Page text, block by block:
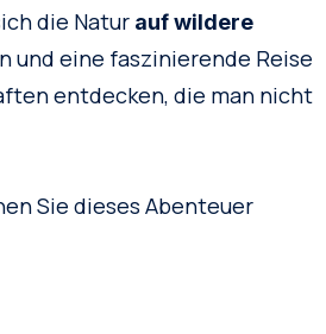
die Natur auf wildere
und eine faszinierende Reise
entdecken, die man nicht
Sie dieses Abenteuer